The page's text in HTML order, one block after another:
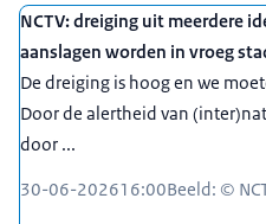
NCTV: dreiging uit meerdere
aanslagen worden in vroeg
De dreiging is hoog en we
Door de alertheid van
door ...
30-06-202616:00Beeld: ©